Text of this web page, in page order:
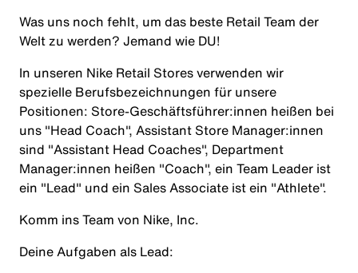
Was uns noch fehlt, um das beste Retail Team der
Welt zu werden? Jemand wie DU!
In unseren Nike Retail Stores verwenden wir
spezielle Berufsbezeichnungen für unsere
Positionen: Store-Geschäftsführer:innen heißen bei
uns "Head Coach", Assistant Store Manager:innen
sind "Assistant Head Coaches", Department
Manager:innen heißen "Coach", ein Team Leader ist
ein "Lead" und ein Sales Associate ist ein "Athlete".
Komm ins Team von Nike, Inc.
Deine Aufgaben als Lead: